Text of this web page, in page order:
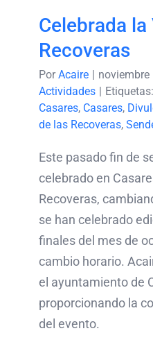
Celebrada
Recoveras
PorAcaire | noviembre
Actividades | Etiquetas:
Casares, Casares,
de las Recoveras,
Este pasado fin de
celebrado en
Recoveras,
se han celebrado
finales del mes de
cambio horario.
el ayuntamiento de
proporcionando la
del evento.